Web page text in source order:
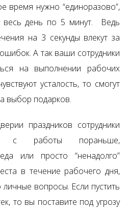
время нужно “единоразово”,
весь день по 5 минут. Ведь
на 3 секунды влекут за
А так ваши сотрудники
на выполнении рабочих
усталость, то смогут
выбор подарков.
праздников сотрудники
с работы пораньше,
или просто “ненадолго”
в течение рабочего дня,
вопросы. Если пустить
то вы поставите под угрозу